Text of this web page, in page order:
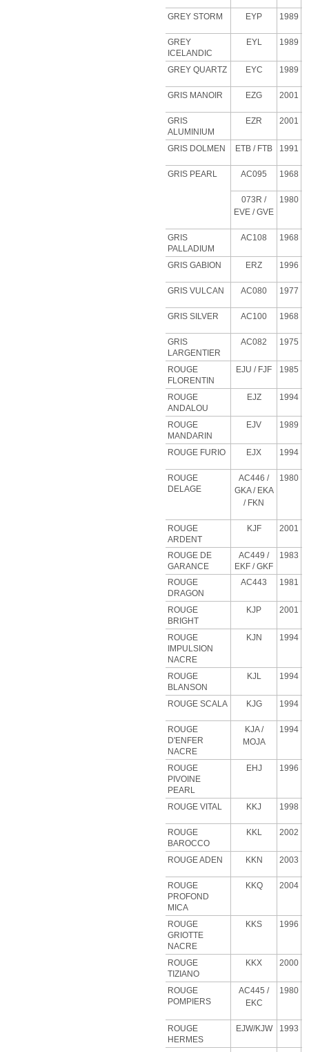
GREY STORM EYP 1989
GREY
ICELANDIC
EYL 1989
GREY QUARTZ EYC 1989
GRIS MANOIR EZG 2001
GRIS
ALUMINIUM
EZR 2001
GRIS DOLMEN ETB / FTB 1991
GRIS PEARL AC095 1968
073R /
EVE / GVE
1980
GRIS
PALLADIUM
AC108 1968
GRIS GABION ERZ 1996
GRIS VULCAN AC080 1977
GRIS SILVER AC100 1968
GRIS
LARGENTIER
AC082 1975
ROUGE
FLORENTIN
EJU / FJF 1985
ROUGE
ANDALOU
EJZ 1994
ROUGE
MANDARIN
EJV 1989
ROUGE FURIO EJX 1994
ROUGE
DELAGE
AC446 /
GKA / EKA
/ FKN
1980
ROUGE
ARDENT
KJF 2001
ROUGE DE
GARANCE
AC449 /
EKF / GKF
1983
ROUGE
DRAGON
AC443 1981
ROUGE
BRIGHT
KJP 2001
ROUGE
IMPULSION
NACRE
KJN 1994
ROUGE
BLANSON
KJL 1994
ROUGE SCALA KJG 1994
ROUGE
D'ENFER
NACRE
KJA/
MOJA
1994
ROUGE
PIVOINE
PEARL
EHJ 1996
ROUGE VITAL KKJ 1998
ROUGE
BAROCCO
KKL 2002
ROUGE ADEN KKN 2003
ROUGE
PROFOND
MICA
KKQ 2004
ROUGE
GRIOTTE
NACRE
KKS 1996
ROUGE
TIZIANO
KKX 2000
ROUGE
POMPIERS
AC445 /
EKC
1980
ROUGE
HERMES
EJW/KJW 1993